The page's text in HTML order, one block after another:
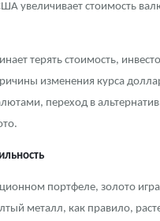
увеличивает стоимость
терять стоимость,
изменения курса
переход в
портфеле, золото
металл, как правило,